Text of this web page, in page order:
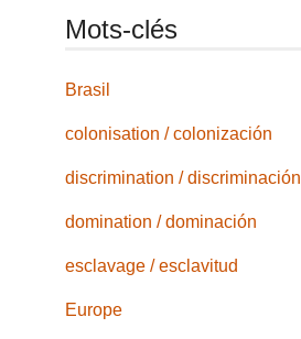
Mots-clés
Brasil
colonisation / colonización
discrimination / discriminación
domination / dominación
esclavage / esclavitud
Europe